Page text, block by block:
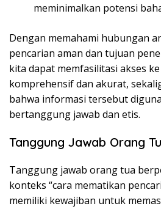
meminimalkan potensi
Dengan memahami hubungan
pencarian aman dan tujuan
kita dapat memfasilitasi akses
komprehensif dan akurat,
bahwa informasi tersebut
bertanggung jawab dan etis.
Tanggung Jawab Orang
Tanggung jawab orang tua
konteks “cara mematikan
memiliki kewajiban untuk